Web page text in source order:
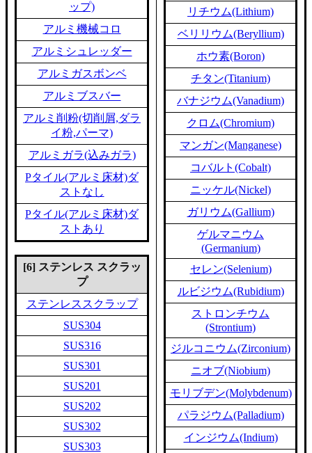
ップ)
アルミ機械コロ
アルミシュレッダー
アルミガスボンベ
アルミブスバー
アルミ削粉(切削屑,ダラ
イ粉,パーマ)
アルミガラ(込みガラ)
Pタイル(アルミ床材)ダ
ストなし
Pタイル(アルミ床材)ダ
ストあり
[6] ステンレス スクラッ
プ
ステンレススクラップ
SUS304
SUS316
SUS301
SUS201
SUS202
SUS302
SUS303
リチウム(Lithium)
ベリリウム(Beryllium)
ホウ素(Boron)
チタン(Titanium)
バナジウム(Vanadium)
クロム(Chromium)
マンガン(Manganese)
コバルト(Cobalt)
ニッケル(Nickel)
ガリウム(Gallium)
ゲルマニウム
(Germanium)
セレン(Selenium)
ルビジウム(Rubidium)
ストロンチウム
(Strontium)
ジルコニウム(Zirconium)
ニオブ(Niobium)
モリブデン(Molybdenum)
パラジウム(Palladium)
インジウム(Indium)